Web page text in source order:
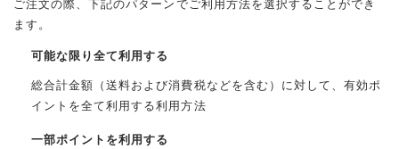
ご注文の際、下記のパターンでご利用方法を選択することができ
ます。
可能な限り全て利用する
総合計金額（送料および消費税などを含む）に対して、有効ポ
イントを全て利用する利用方法
一部ポイントを利用する